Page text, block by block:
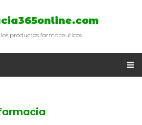
los productos farmaceuticos